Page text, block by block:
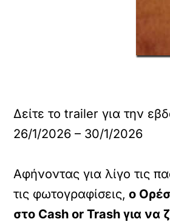
Δείτε το trailer για την
26/1/2026 – 30/1/2026
Αφήνοντας για λίγο τις
τις φωτογραφίσεις, ο
στο Cash or Trash για να